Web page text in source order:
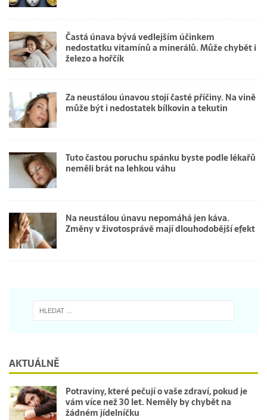
Častá únava bývá vedlejším účinkem
nedostatku vitamínů a minerálů. Může chybět i
železo a hořčík
Za neustálou únavou stojí časté příčiny. Na vině
může být i nedostatek bílkovin a tekutin
Tuto častou poruchu spánku byste podle lékařů
neměli brát na lehkou váhu
Na neustálou únavu nepomáhá jen káva.
Změny v životosprávě mají dlouhodobější efekt
AKTUÁLNĚ
Potraviny, které pečují o vaše zdraví, pokud je
vám více než 30 let. Neměly by chybět na
žádném jídelníčku